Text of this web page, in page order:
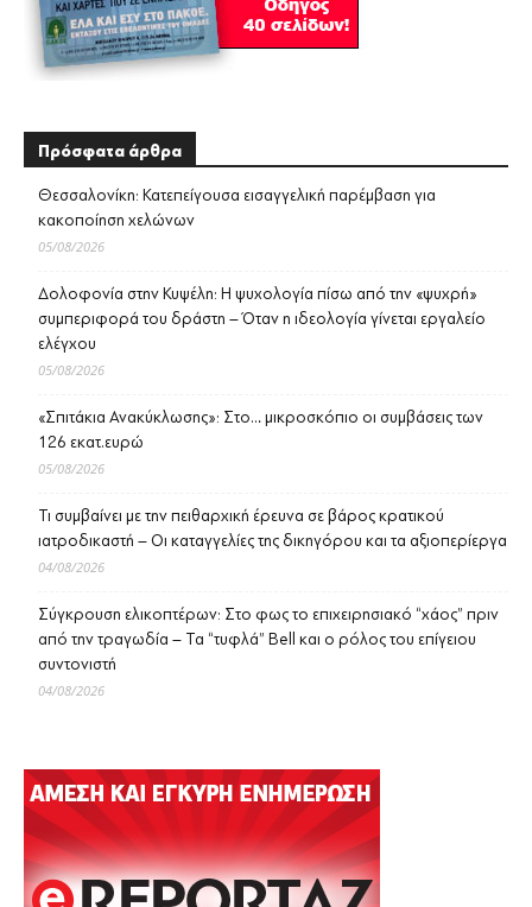
Πρόσφατα άρθρα
Θεσσαλονίκη: Κατεπείγουσα εισαγγελική παρέμβαση για
κακοποίηση χελώνων
05/08/2026
Δολοφονία στην Κυψέλη: Η ψυχολογία πίσω από την «ψυχρή»
συμπεριφορά του δράστη – Όταν η ιδεολογία γίνεται εργαλείο
ελέγχου
05/08/2026
«Σπιτάκια Ανακύκλωσης»: Στο… μικροσκόπιο οι συμβάσεις των
126 εκατ.ευρώ
05/08/2026
Τι συμβαίνει με την πειθαρχική έρευνα σε βάρος κρατικού
ιατροδικαστή – Οι καταγγελίες της δικηγόρου και τα αξιοπερίεργα
04/08/2026
Σύγκρουση ελικοπτέρων: Στο φως το επιχειρησιακό “χάος” πριν
από την τραγωδία – Τα “τυφλά” Bell και ο ρόλος του επίγειου
συντονιστή
04/08/2026